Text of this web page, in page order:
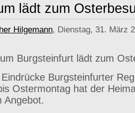
lädt zum
Hilgemann, Dienstag, 31. März
Burgsteinfurt lädt zum
Burgsteinfurter
Ostermontag hat der
Angebot.